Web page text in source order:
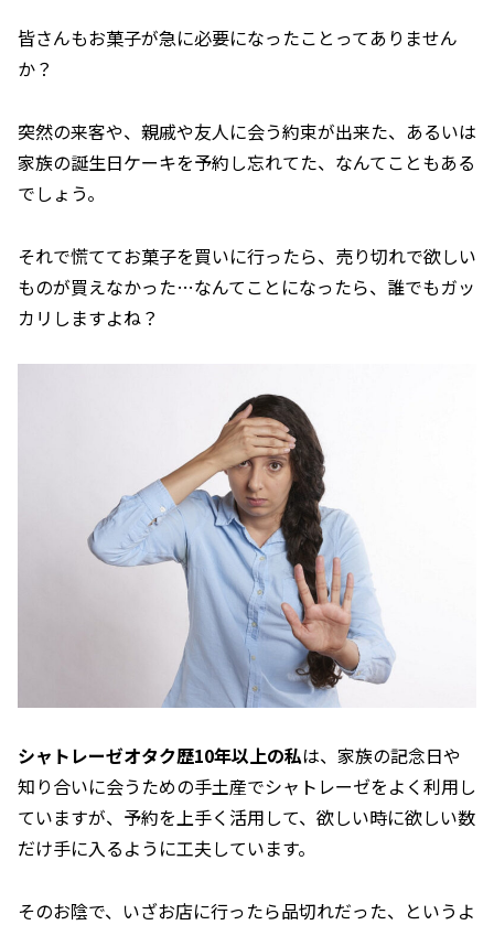
皆さんもお菓子が急に必要になったことってありません
か？
突然の来客や、親戚や友人に会う約束が出来た、あるいは
家族の誕生日ケーキを予約し忘れてた、なんてこともある
でしょう。
それで慌ててお菓子を買いに行ったら、売り切れで欲しい
ものが買えなかった…なんてことになったら、誰でもガッ
カリしますよね？
シャトレーゼオタク歴10年以上の私は、家族の記念日や
知り合いに会うための手土産でシャトレーゼをよく利用し
ていますが、予約を上手く活用して、欲しい時に欲しい数
だけ手に入るように工夫しています。
そのお陰で、いざお店に行ったら品切れだった、というよ